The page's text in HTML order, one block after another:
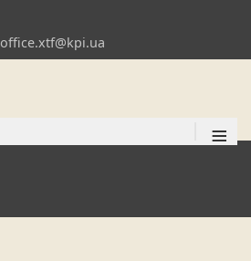
office.xtf@kpi.ua
≡